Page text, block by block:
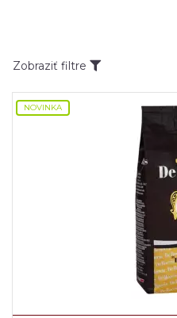
Zobraziť filtre
NOVINKA